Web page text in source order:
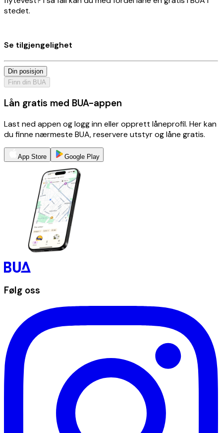
stedet.
Se tilgjengelighet
Din posisjon
Finn din BUA
Lån gratis med BUA-appen
Last ned appen og logg inn eller opprett låneprofil. Her kan
du finne nærmeste BUA, reservere utstyr og låne gratis.
App Store Google Play
Følg oss